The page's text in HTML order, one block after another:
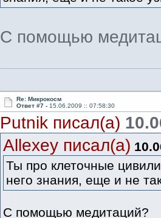
С помощью
Re: Микрокосм
Ответ #7 - 15.06.2009 :: 07:58:30
Putnik писал(а)
Allexey писал(а)
Ты про клеточные
него знания, еще и не
С помощью медитаций?